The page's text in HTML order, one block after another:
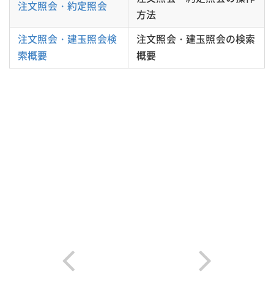
注文照会・約定照会
方法
注文照会・建玉照会検
索概要
注文照会・建玉照会の検索
概要